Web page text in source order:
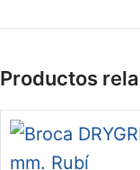
Productos